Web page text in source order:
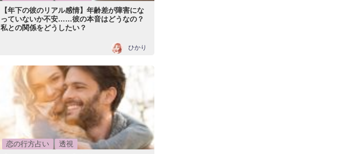
【年下の彼のリアル感情】年齢差が障害にな
っていないか不安……彼の本音はどうなの？
私との関係をどうしたい？
ひかり
恋の行方占い
透視